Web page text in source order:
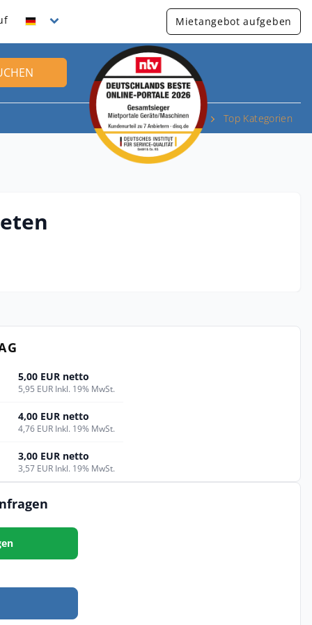
Mietangebot aufgeben
Top Kategorien
5,00 EUR netto
5,95 EUR Inkl. 19% MwSt.
4,00 EUR netto
4,76 EUR Inkl. 19% MwSt.
3,00 EUR netto
3,57 EUR Inkl. 19% MwSt.